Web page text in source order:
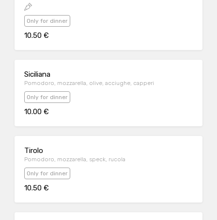
Only for dinner
10.50 €
Siciliana
Pomodoro, mozzarella, olive, acciughe, capperi
Only for dinner
10.00 €
Tirolo
Pomodoro, mozzarella, speck, rucola
Only for dinner
10.50 €